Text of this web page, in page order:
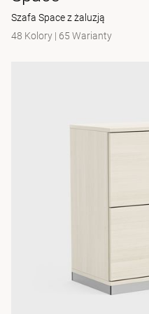
Szafa Space z żaluzją
48 Kolory | 65 Warianty